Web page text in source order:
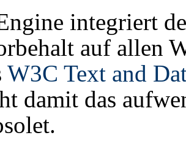
integriert
auf allen
W3C Text and
damit das